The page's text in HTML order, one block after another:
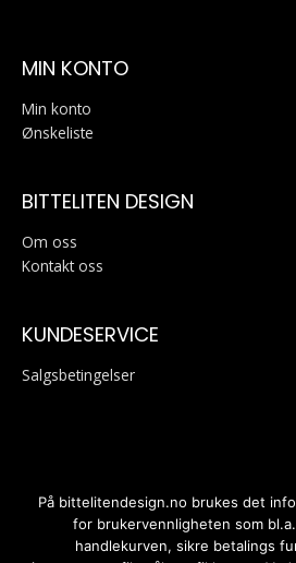
MIN KONTO
Min konto
Ønskeliste
BITTELITEN DESIGN
Om oss
Kontakt oss
KUNDESERVICE
Salgsbetingelser
På bittelitendesign.no brukes det
for brukervennligheten som
handlekurven, sikre betalings